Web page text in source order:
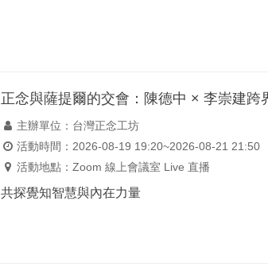
正念與薩提爾的交會：陳德中 × 李崇建跨
主辦單位：台灣正念工坊
活動時間：2026-08-19 19:20~2026-08-21 21:50
活動地點：Zoom 線上會議室 Live 直播
共探覺知智慧與內在力量